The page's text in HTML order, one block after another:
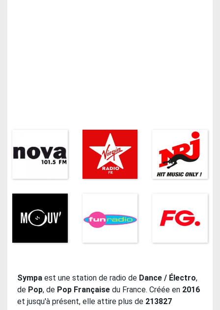
Sympa est une station de radio de Dance / Électro,
de Pop, de Pop Française du France. Créée en 2016
et jusqu'à présent, elle attire plus de 213827